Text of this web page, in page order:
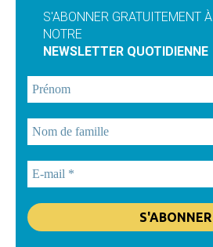
S'ABONNER GRATUITEMENT À
NOTRE
NEWSLETTER QUOTIDIENNE